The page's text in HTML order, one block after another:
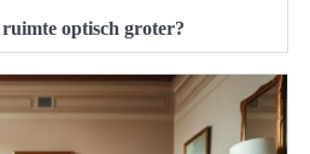
optisch groter?